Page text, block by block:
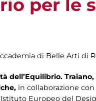
per le
di Belle Arti di
dell’Equilibrio.
in collaborazione
Europeo del